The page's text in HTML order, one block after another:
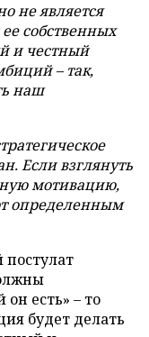
не является
собственных
и честный
– так,
наш
Если взглянуть
мотивацию,
определенным
постулат
есть» – то
будет делать